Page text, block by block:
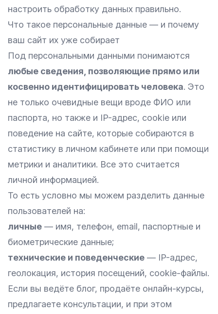
настроить обработку данных правильно.
Что такое персональные данные — и почему
ваш сайт их уже собирает
Под персональными данными понимаются
любые сведения, позволяющие прямо или
косвенно идентифицировать человека. Это
не только очевидные вещи вроде ФИО или
паспорта, но также и IP-адрес, cookie или
поведение на сайте, которые собираются в
статистику в личном кабинете или при помощи
метрики и аналитики. Все это считается
личной информацией.
То есть условно мы можем разделить данные
пользователей на:
личные — имя, телефон, email, паспортные и
биометрические данные;
технические и поведенческие — IP-адрес,
геолокация, история посещений, cookie-файлы.
Если вы ведёте блог, продаёте онлайн-курсы,
предлагаете консультации, и при этом